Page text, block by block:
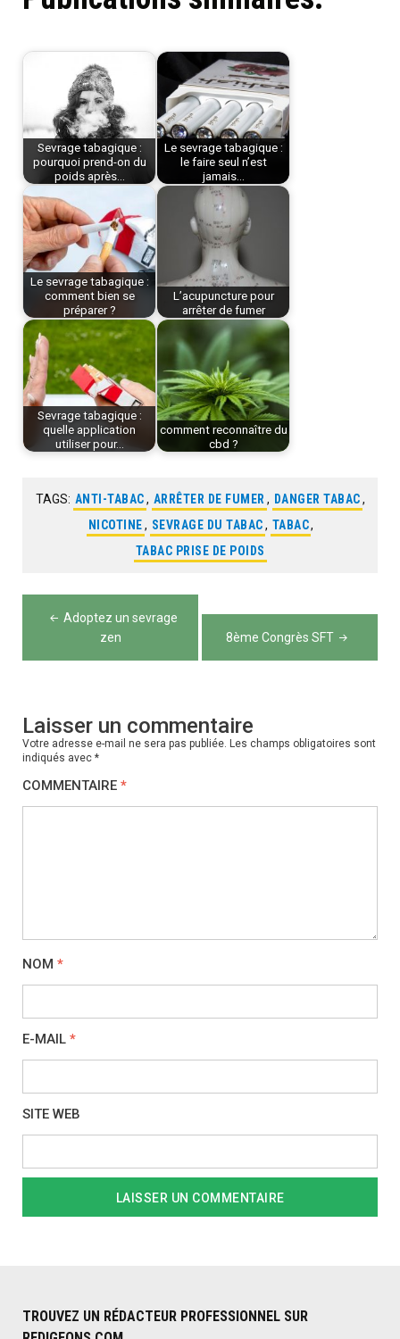
Sevrage tabagique :
pourquoi prend-on du
poids après…
Le sevrage tabagique :
le faire seul n’est
jamais…
Le sevrage tabagique :
comment bien se
préparer ?
L’acupuncture pour
arrêter de fumer
Sevrage tabagique :
quelle application
utiliser pour…
comment reconnaître du
cbd ?
TAGS: ANTI-TABAC, ARRÊTER DE FUMER, DANGER TABAC,
NICOTINE, SEVRAGE DU TABAC, TABAC,
TABAC PRISE DE POIDS
Navigation
Adoptez un sevrage
zen
8ème Congrès SFT
Laisser un commentaire
Votre adresse e-mail ne sera pas publiée. Les champs obligatoires sont
indiqués avec *
COMMENTAIRE *
NOM *
E-MAIL *
SITE WEB
TROUVEZ UN RÉDACTEUR PROFESSIONNEL SUR